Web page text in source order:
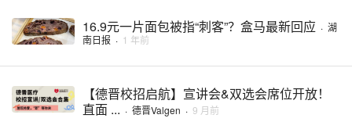
16.9元一片面包被指“刺客”？盒马最新回应 · 湖
南日报 · 1 年前
【德晋校招启航】宣讲会&双选会席位开放！
直面 ... · 德晋Valgen · 9 月前